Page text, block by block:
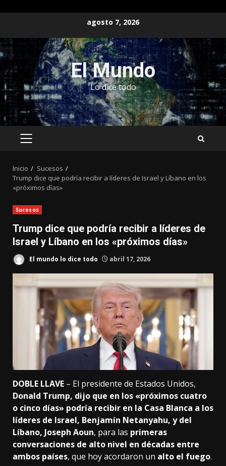
contenido
agosto 7, 2026
El Mundo
Lo dice todo
MENÚ
Inicio
Sucesos
Trump dice que podría recibir a líderes de Israel y Líbano en los
«próximos días»
Sucesos
Trump dice que podría recibir a líderes de
Israel y Líbano en los «próximos días»
El mundo lo dice todo abril 17, 2026
DOBLE LLAVE – El presidente de Estados Unidos,
Donald Trump, dijo que en los «próximos cuatro
o cinco días» podría recibir en la Casa Blanca a los
líderes de Israel, Benjamín Netanyahu, y del
Líbano, Joseph Aoun, para las primeras
conversaciones de alto nivel en décadas entre
ambos países, que hoy acordaron un alto el fuego.